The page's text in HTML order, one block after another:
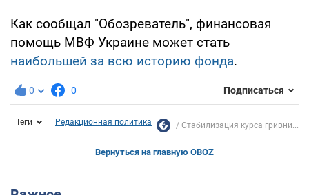
Как сообщал "Обозреватель", финансовая
помощь МВФ Украине может стать
наибольшей за всю историю фонда.
0 0 Подписаться
Теги Редакционная политика Стабилизация курса гривни...
Вернуться на главную OBOZ